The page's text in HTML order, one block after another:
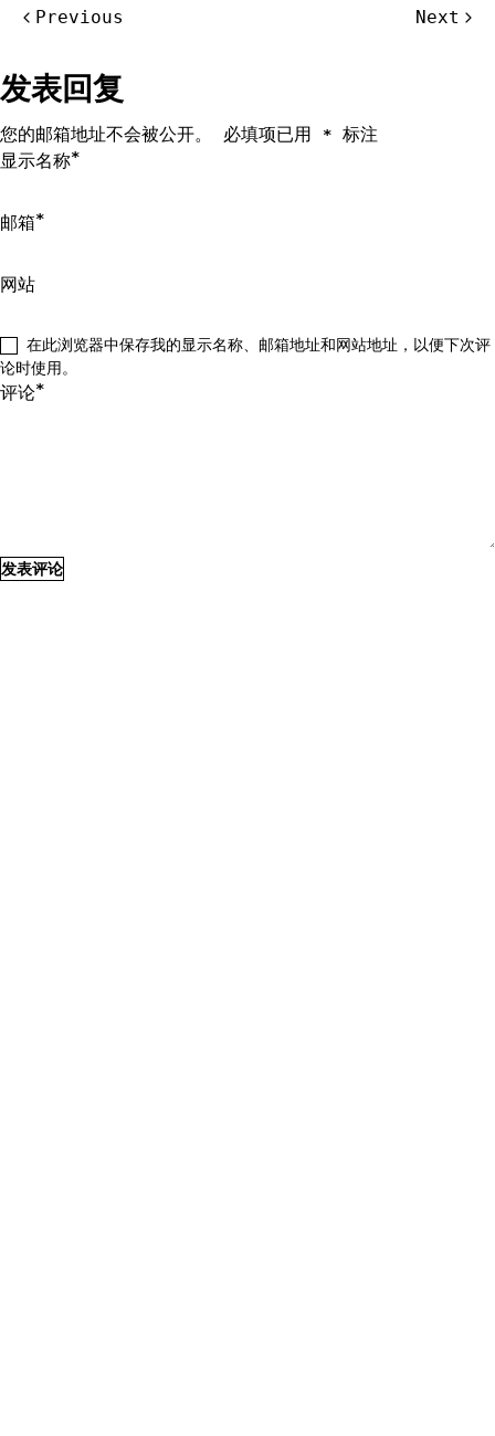
航
Previous Next
发表回复
您的邮箱地址不会被公开。 必填项已用 * 标注
评论*
显示名称*
邮箱*
网站
在此浏览器中保存我的显示名称、邮箱地址和网站地址，以便下次评
论时使用。